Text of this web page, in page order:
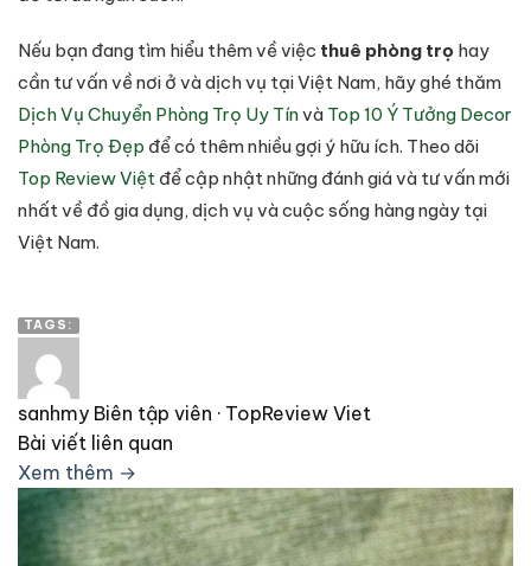
Nếu bạn đang tìm hiểu thêm về việc thuê phòng trọ hay
cần tư vấn về nơi ở và dịch vụ tại Việt Nam, hãy ghé thăm
Dịch Vụ Chuyển Phòng Trọ Uy Tínvà Top 10 Ý Tưởng Decor
Phòng Trọ Đẹp để có thêm nhiều gợi ý hữu ích. Theo dõi
Top Review Việt để cập nhật những đánh giá và tư vấn mới
nhất về đồ gia dụng, dịch vụ và cuộc sống hàng ngày tại
Việt Nam.
TAGS:
sanhmy Biên tập viên · TopReview Viet
Bài viết liên quan
Xem thêm →